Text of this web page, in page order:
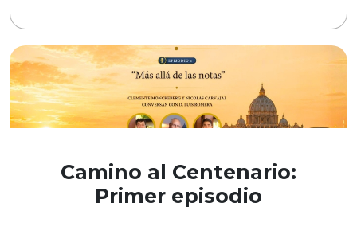
Camino al Centenario:
Primer episodio